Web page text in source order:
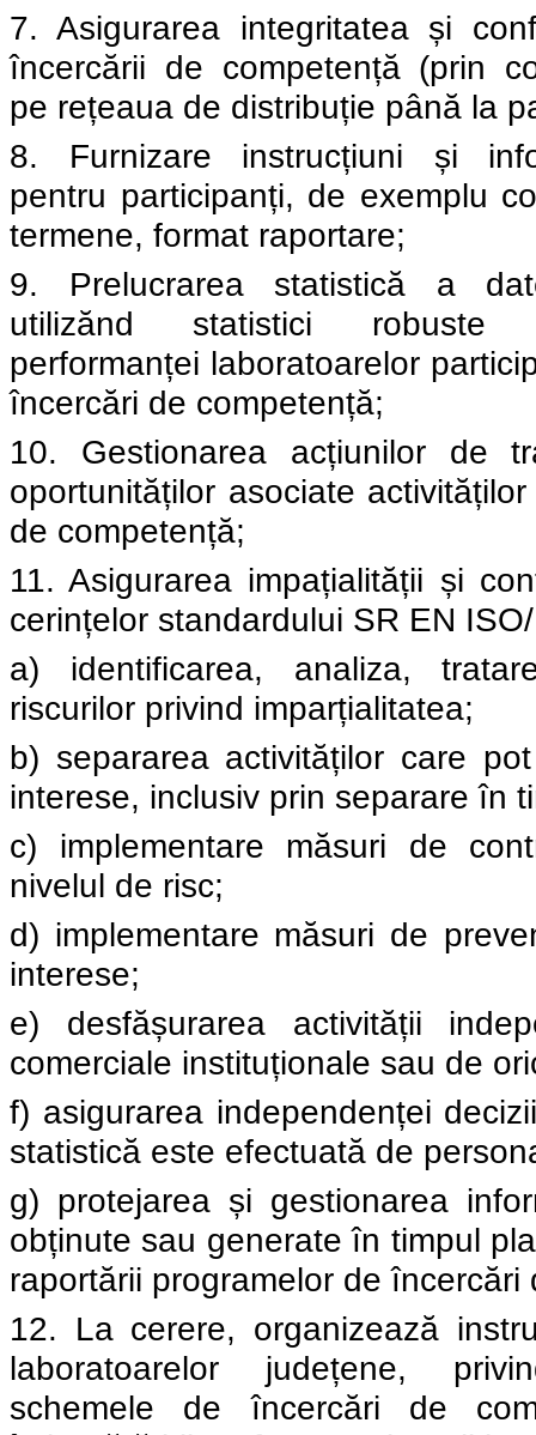
7. Asigurarea integritatea și
încercării de competență (prin
pe rețeaua de distribuție până la
8. Furnizare instrucțiuni și
pentru participanți, de exemplu
termene, format raportare;
9. Prelucrarea statistică a
utilizănd statistici robuste
performanței laboratoarelor
încercări de competență;
10. Gestionarea acțiunilor de
oportunităților asociate
de competență;
11. Asigurarea impațialității și
cerințelor standardului SR EN
a) identificarea, analiza,
riscurilor privind imparțialitatea;
b) separarea activităților care
interese, inclusiv prin separare în
c) implementare măsuri de
nivelul de risc;
d) implementare măsuri de
interese;
e) desfășurarea activității
comerciale instituționale sau de
f) asigurarea independenței
statistică este efectuată de
g) protejarea și gestionarea
obținute sau generate în timpul
raportării programelor de încercări
12. La cerere, organizează
laboratoarelor județene,
schemele de încercări de